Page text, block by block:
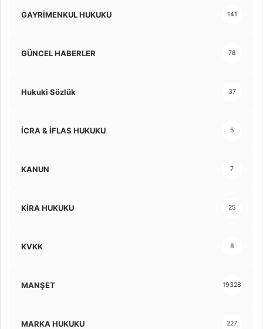
GAYRİMENKUL HUKUKU 141
GÜNCEL HABERLER 78
Hukuki Sözlük 37
İCRA & İFLAS HUKUKU 5
KANUN 7
KİRA HUKUKU 25
KVKK 8
MANŞET 19328
MARKA HUKUKU 227